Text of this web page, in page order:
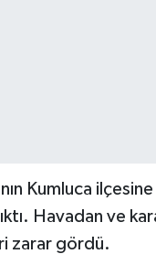
Kumluca
Havadan ve
zarar gördü.